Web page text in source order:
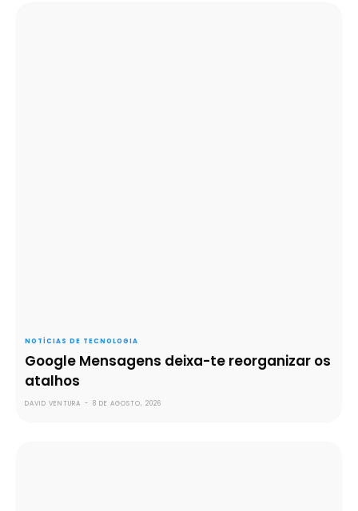
NOTÍCIAS DE TECNOLOGIA
Google Mensagens deixa-te reorganizar os
atalhos
DAVID VENTURA - 8 DE AGOSTO, 2026